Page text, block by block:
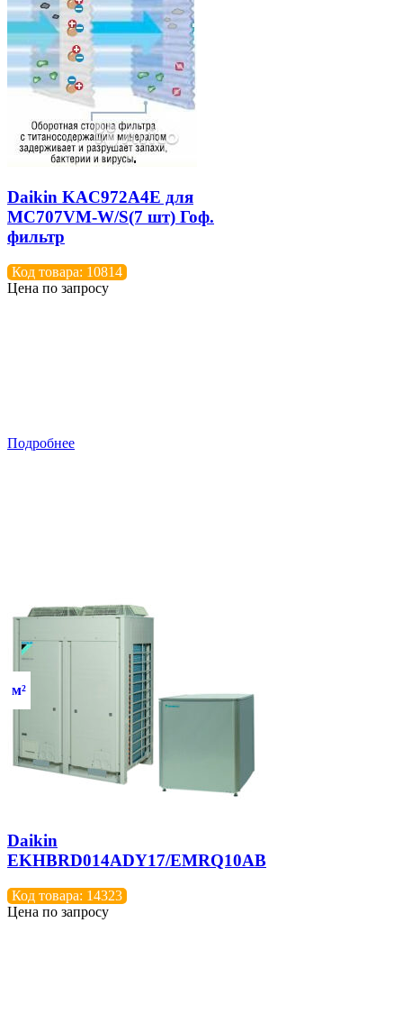
Daikin KAC972A4E для
МС707VM-W/S(7 шт) Гоф.
фильтр
Код товара: 10814
Цена по запросу
Подробнее
м²
Daikin
EKHBRD014ADY17/EMRQ10AB
Код товара: 14323
Цена по запросу